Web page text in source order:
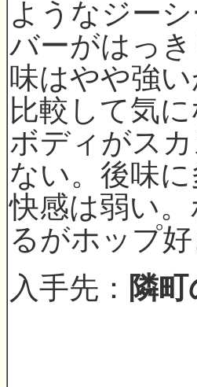
ようなジー
バーがはっ
味はやや強
比較して気
ボディがス
ない。後味
快感は弱い
るがホップ
入手先： 隣